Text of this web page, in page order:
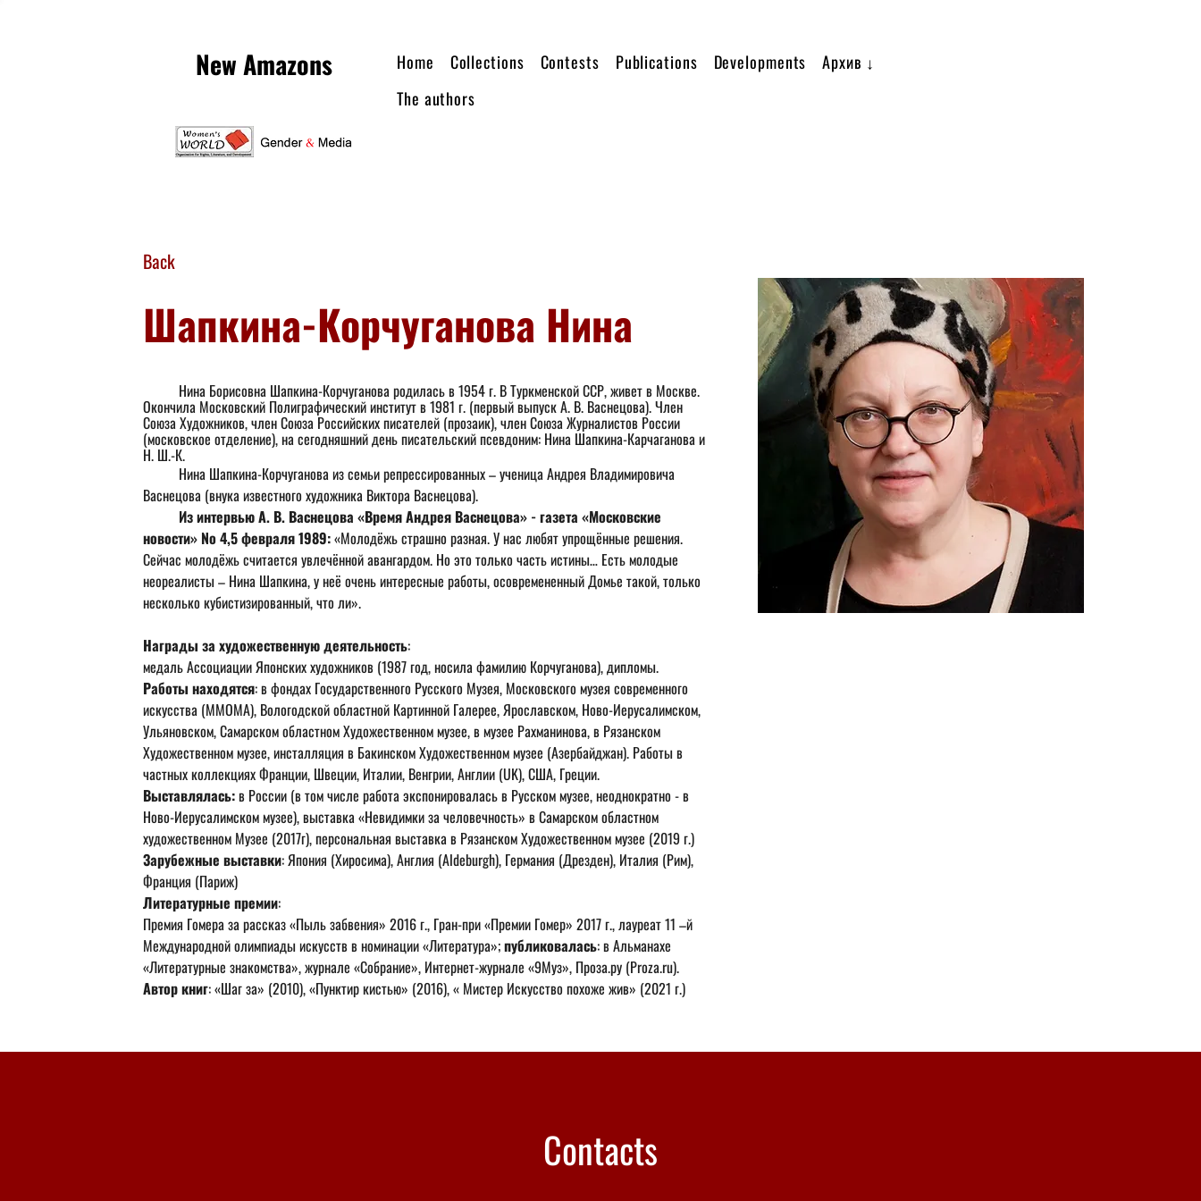
New Amazons Home Collections Contests Publications Developments
Архив ↓
The authors
Back
Шапкина-Корчуганова Нина
Окончила Московский Полиграфический институт в 1981 г. (первый выпуск А. В. Васнецова). Член
Союза Художников, член Союза Российских писателей (прозаик), член Союза Журналистов России
(московское отделение), на сегодняшний день писательский псевдоним: Нина Шапкина-Карчаганова и
Н. Ш.-К.
Васнецова (внука известного художника Виктора Васнецова).
Из интервью А. В. Васнецова «Время Андрея Васнецова» - газета «Московские
новости» No 4,5 февраля 1989: «Молодёжь страшно разная. У нас любят упрощённые решения.
Сейчас молодёжь считается увлечённой авангардом. Но это только часть истины… Есть молодые
неореалисты – Нина Шапкина, у неё очень интересные работы, осовремененный Домье такой, только
несколько кубистизированный, что ли».
Награды за художественную деятельность:
медаль Ассоциации Японских художников (1987 год, носила фамилию Корчуганова), дипломы.
Работы находятся: в фондах Государственного Русского Музея, Московского музея современного
искусства (ММОМА), Вологодской областной Картинной Галерее, Ярославском, Ново-Иерусалимском,
Ульяновском, Самарском областном Художественном музее, в музее Рахманинова, в Рязанском
Художественном музее, инсталляция в Бакинском Художественном музее (Азербайджан). Работы в
частных коллекциях Франции, Швеции, Италии, Венгрии, Англии (UK), США, Греции.
Выставлялась: в России (в том числе работа экспонировалась в Русском музее, неоднократно - в
Ново-Иерусалимском музее), выставка «Невидимки за человечность» в Самарском областном
художественном Музее (2017г), персональная выставка в Рязанском Художественном музее (2019 г.)
Зарубежные выставки: Япония (Хиросима), Англия (Aldeburgh), Германия (Дрезден), Италия (Рим),
Франция (Париж)
Литературные премии:
Премия Гомера за рассказ «Пыль забвения» 2016 г., Гран-при «Премии Гомер» 2017 г., лауреат 11 –й
Международной олимпиады искусств в номинации «Литература»; публиковалась: в Альманахе
«Литературные знакомства», журнале «Собрание», Интернет-журнале «9Муз», Проза.ру (Proza.ru).
Автор книг: «Шаг за» (2010), «Пунктир кистью» (2016), « Мистер Искусство похоже жив» (2021 г.)
Contacts